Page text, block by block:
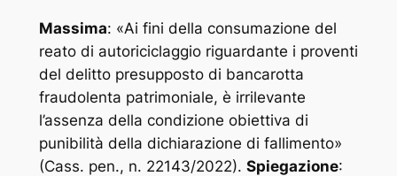
Massima: «Ai fini della consumazione del
reato di autoriciclaggio riguardante i proventi
del delitto presupposto di bancarotta
fraudolenta patrimoniale, è irrilevante
l’assenza della condizione obiettiva di
punibilità della dichiarazione di fallimento»
(Cass. pen., n. 22143/2022). Spiegazione: